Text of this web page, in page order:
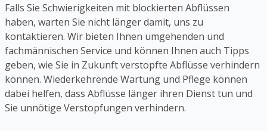
Falls Sie Schwierigkeiten mit blockierten Abflüssen
haben, warten Sie nicht länger damit, uns zu
kontaktieren. Wir bieten Ihnen umgehenden und
fachmännischen Service und können Ihnen auch Tipps
geben, wie Sie in Zukunft verstopfte Abflüsse verhindern
können. Wiederkehrende Wartung und Pflege können
dabei helfen, dass Abflüsse länger ihren Dienst tun und
Sie unnötige Verstopfungen verhindern.